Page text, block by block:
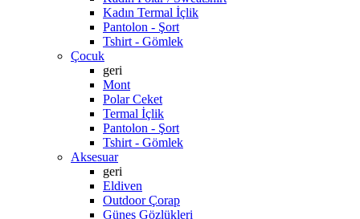
Kadın Termal İçlik
Pantolon - Şort
Tshirt - Gömlek
Çocuk
geri
Mont
Polar Ceket
Termal İçlik
Pantolon - Şort
Tshirt - Gömlek
Aksesuar
geri
Eldiven
Outdoor Çorap
Güneş Gözlükleri